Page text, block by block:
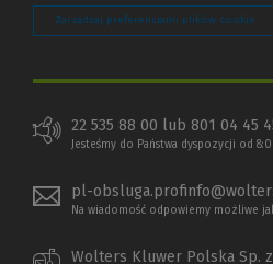
Zarządzaj preferencjami plików cookie
22 535 88 00 lub 801 04 45
Jesteśmy do Państwa dyspozycji od
pl-
Na wiadomość odpowiemy możliwe
Wolters Kluwer Polska Sp.